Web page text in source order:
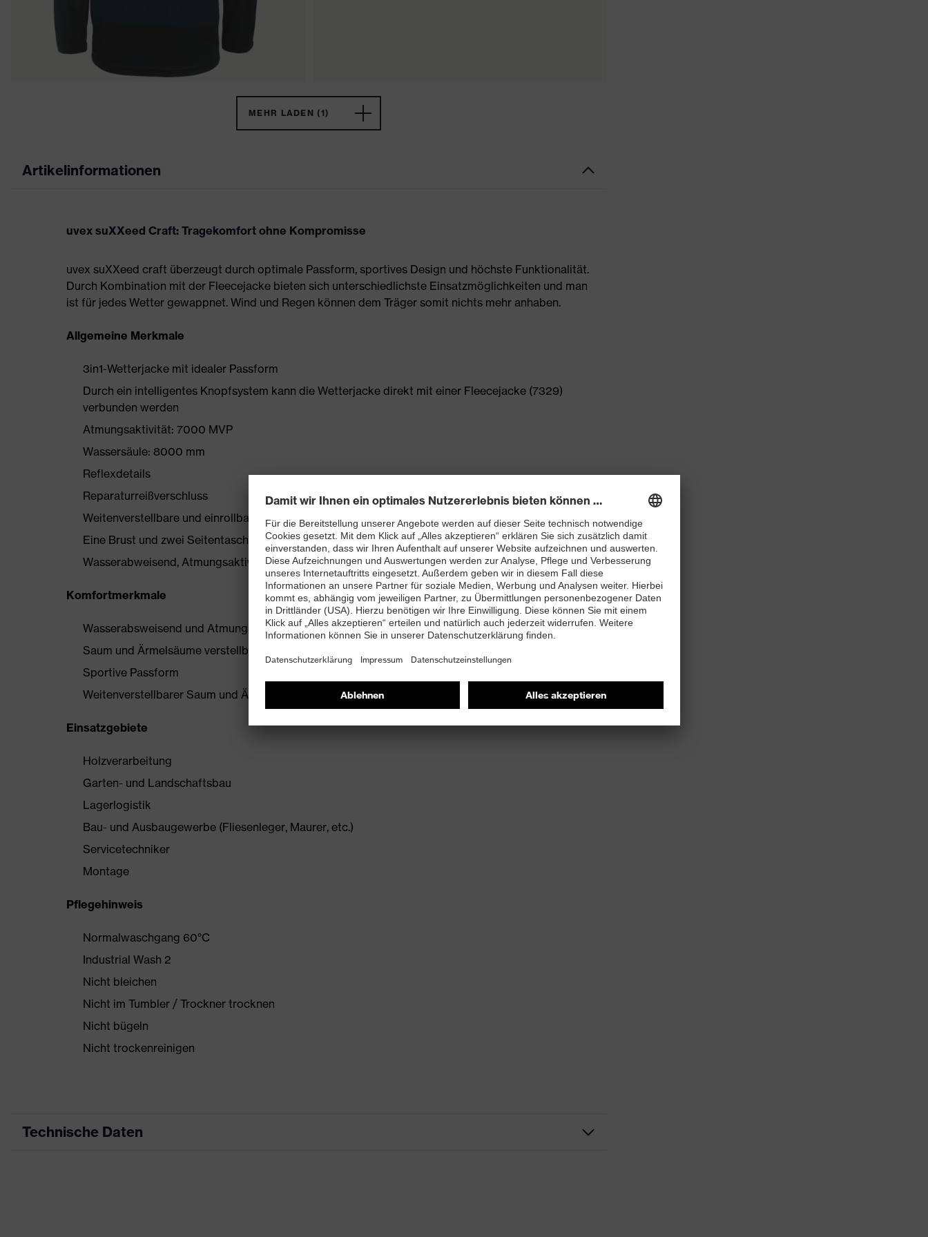
MEHR LADEN (1)
Artikelinformationen
uvex suXXeed Craft: Tragekomfort ohne Kompromisse
uvex suXXeed craft überzeugt durch optimale Passform, sportives Design und höchste Funktionalität.
Durch Kombination mit der Fleecejacke bieten sich unterschiedlichste Einsatzmöglichkeiten und man
ist für jedes Wetter gewappnet. Wind und Regen können dem Träger somit nichts mehr anhaben.
Allgemeine Merkmale
3in1-Wetterjacke mit idealer Passform
Durch ein intelligentes Knopfsystem kann die Wetterjacke direkt mit einer Fleecejacke (7329)
verbunden werden
Atmungsaktivität: 7000 MVP
Wassersäule: 8000 mm
Reflexdetails
Reparaturreißverschluss
Weitenverstellbare und einrollbare Kapuze
Eine Brust und zwei Seitentaschen mit Reißverschluss, eine Innentasche
Wasserabweisend, Atmungsaktiv, verstellbare Saum- und Ärmelweiten
Komfortmerkmale
Wasserabsweisend und Atmungsaktiv
Saum und Ärmelsäume verstellbar für ultimativen Tragekomfort
Sportive Passform
Weitenverstellbarer Saum und Ärmelsäume
Einsatzgebiete
Holzverarbeitung
Garten- und Landschaftsbau
Lagerlogistik
Bau- und Ausbaugewerbe (Fliesenleger, Maurer, etc.)
Servicetechniker
Montage
Pflegehinweis
Normalwaschgang 60°C
Industrial Wash 2
Nicht bleichen
Nicht im Tumbler / Trockner trocknen
Nicht bügeln
Nicht trockenreinigen
Technische Daten